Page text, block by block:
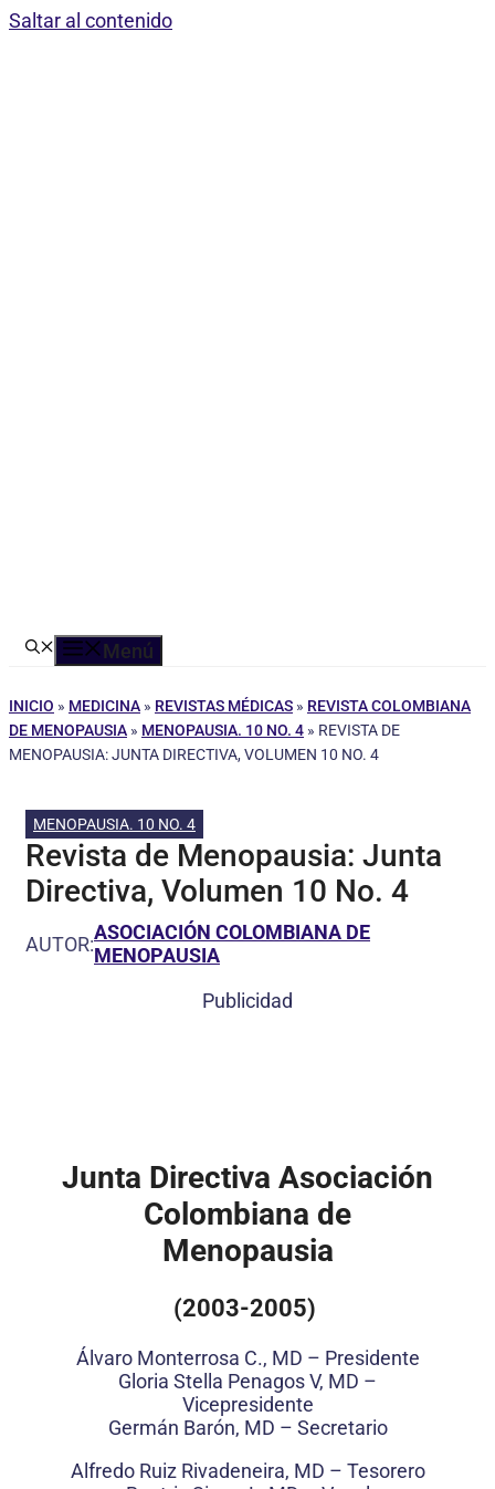
Saltar al contenido
Menú
INICIO » MEDICINA » REVISTAS MÉDICAS » REVISTA COLOMBIANA
DE MENOPAUSIA » MENOPAUSIA. 10 NO. 4 » REVISTA DE
MENOPAUSIA: JUNTA DIRECTIVA, VOLUMEN 10 NO. 4
MENOPAUSIA. 10 NO. 4
Revista de Menopausia: Junta
Directiva, Volumen 10 No. 4
AUTOR:ASOCIACIÓN COLOMBIANA DE
MENOPAUSIA
Publicidad
Junta Directiva Asociación
Colombiana de
Menopausia
(2003-2005)
Álvaro Monterrosa C., MD – Presidente
Gloria Stella Penagos V, MD –
Vicepresidente
Germán Barón, MD – Secretario
Alfredo Ruiz Rivadeneira, MD – Tesorero